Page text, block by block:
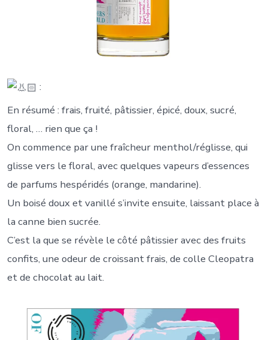
:
En résumé : frais, fruité, pâtissier, épicé, doux, sucré,
floral, … rien que ça !
On commence par une fraîcheur menthol/réglisse, qui
glisse vers le floral, avec quelques vapeurs d’essences
de parfums hespéridés (orange, mandarine).
Un boisé doux et vanillé s’invite ensuite, laissant place à
la canne bien sucrée.
C’est la que se révèle le côté pâtissier avec des fruits
confits, une odeur de croissant frais, de colle Cleopatra
et de chocolat au lait.